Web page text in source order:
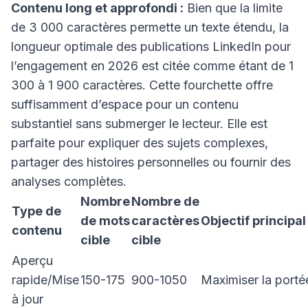
Contenu long et approfondi : Bien que la limite
de 3 000 caractères permette un texte étendu, la
longueur optimale des publications LinkedIn pour
l’engagement en 2026 est citée comme étant de 1
300 à 1 900 caractères. Cette fourchette offre
suffisamment d’espace pour un contenu
substantiel sans submerger le lecteur. Elle est
parfaite pour expliquer des sujets complexes,
partager des histoires personnelles ou fournir des
analyses complètes.
Type de
contenu
Nombre
de mots
cible
Nombre de
caractères
cible
Objectif principal
Aperçu
rapide/Mise
à jour
150-175 900-1050 Maximiser la